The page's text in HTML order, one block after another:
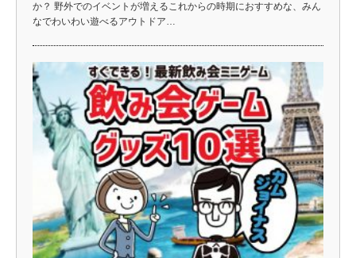
か？ 野外でのイベントが増えるこれからの時期におすすめな、みん
なでわいわい遊べるアウトドア…